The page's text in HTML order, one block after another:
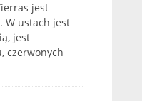
jest
W ustach jest
jest
czerwonych